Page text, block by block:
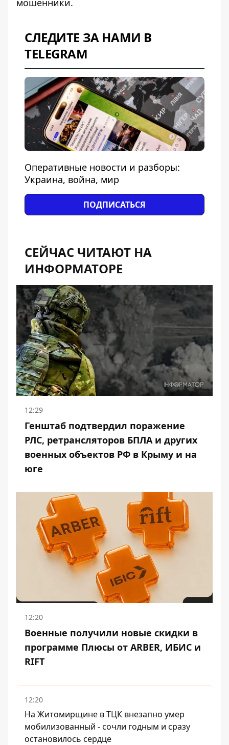
мошенники.
СЛЕДИТЕ ЗА НАМИ В
TELEGRAM
Оперативные новости и разборы:
Украина, война, мир
ПОДПИСАТЬСЯ
СЕЙЧАС ЧИТАЮТ НА
ИНФОРМАТОРЕ
12:29
Генштаб подтвердил поражение
РЛС, ретрансляторов БПЛА и других
военных объектов РФ в Крыму и на
юге
12:20
Военные получили новые скидки в
программе Плюсы от ARBER, ИБИС и
RIFT
12:20
На Житомирщине в ТЦК внезапно умер
мобилизованный - сочли годным и сразу
остановилось сердце